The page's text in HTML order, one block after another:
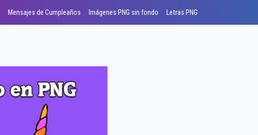
Mensajes de Cumpleaños Imágenes PNG sin fondo Letras PNG